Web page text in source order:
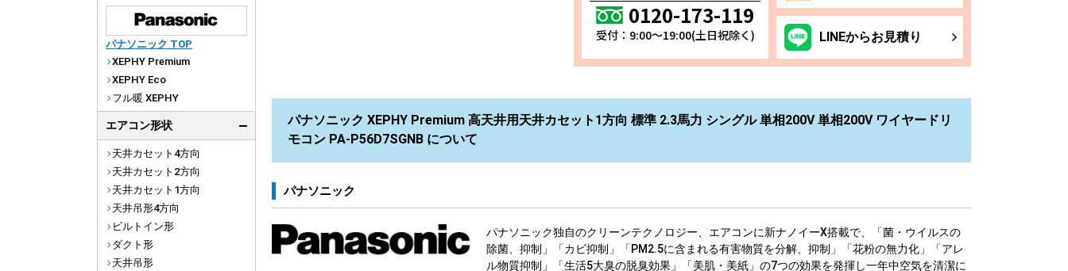
0120-173-119
受付：9:00～19:00(土日祝除く) LINEからお見積り
パナソニック XEPHY Premium 高天井用天井カセット1方向 標準 2.3馬力 シングル 単相200V 単相200V ワイヤードリ
モコン PA-P56D7SGNB について
パナソニック
パナソニック独自のクリーンテクノロジー、エアコンに新ナノイーX搭載で、「菌・ウイルスの
除菌、抑制」「カビ抑制」「PM2.5に含まれる有害物質を分解、抑制」「花粉の無力化」「アレ
ル物質抑制」「生活5大臭の脱臭効果」「美肌・美紙」の7つの効果を発揮し一年中空気を清潔に
パナソニック TOP
XEPHY Premium
XEPHY Eco
フル暖 XEPHY
エアコン形状
天井カセット4方向
天井カセット2方向
天井カセット1方向
天井吊形4方向
ビルトイン形
ダクト形
天井吊形